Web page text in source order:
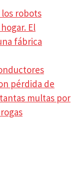
robots
El
fábrica
pérdida de
multas por